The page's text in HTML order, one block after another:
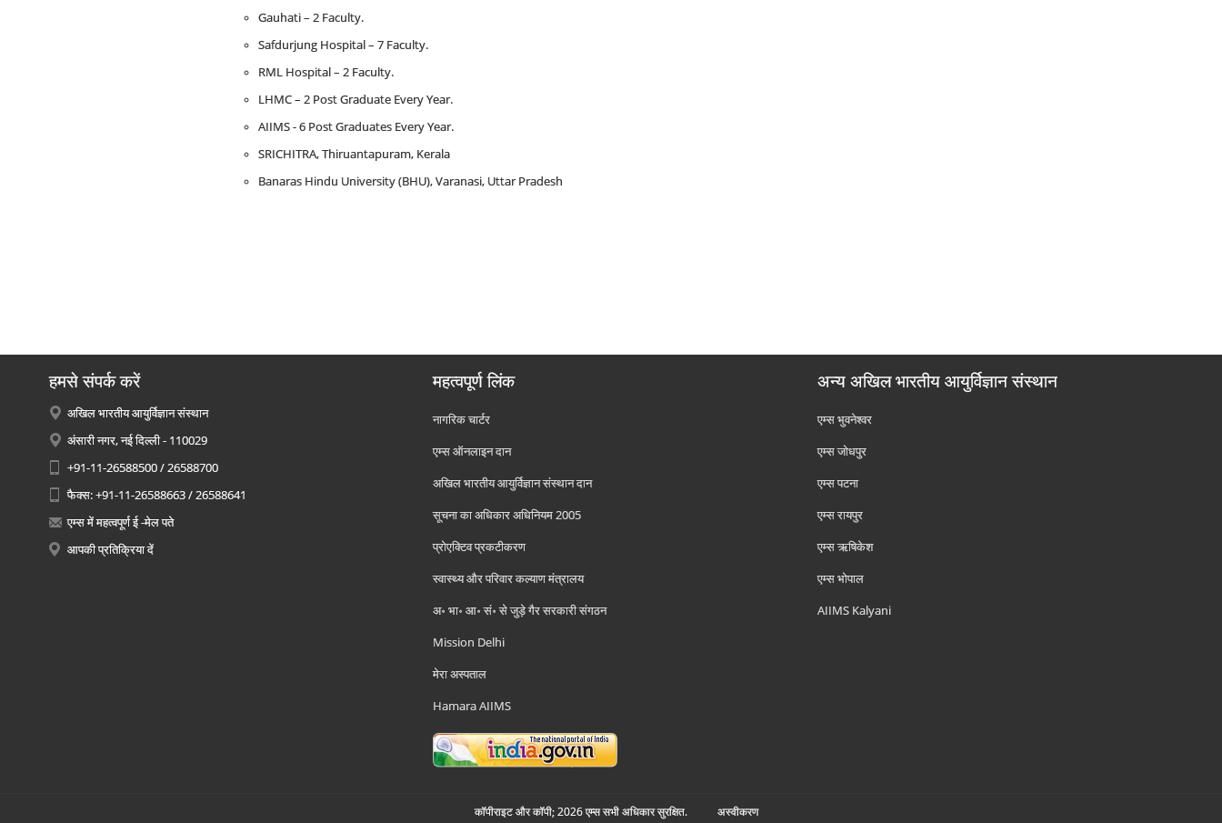
Gauhati – 2 Faculty.
Safdurjung Hospital – 7 Faculty.
RML Hospital – 2 Faculty.
LHMC – 2 Post Graduate Every Year.
AIIMS - 6 Post Graduates Every Year.
SRICHITRA, Thiruantapuram, Kerala
Banaras Hindu University (BHU), Varanasi, Uttar Pradesh
हमसे संपर्क करें
अखिल भारतीय आयुर्विज्ञान संस्थान
अंसारी नगर, नई दिल्ली - 110029
+91-11-26588500 / 26588700
फैक्स: +91-11-26588663 / 26588641
एम्स में महत्वपूर्ण ई -मेल पते
आपकी प्रतिक्रिया दें
महत्वपूर्ण लिंक
नागरिक चार्टर
एम्स ऑनलाइन दान
अखिल भारतीय आयुर्विज्ञान संस्थान दान
सूचना का अधिकार अधिनियम 2005
प्रोएक्टिव प्रकटीकरण
स्वास्थ्य और परिवार कल्याण मंत्रालय
अ॰ भा॰ आ॰ सं॰ से जुड़े गैर सरकारी संगठन
Mission Delhi
मेरा अस्पताल
Hamara AIIMS
अन्य अखिल भारतीय आयुर्विज्ञान संस्थान
एम्‍स भुवनेश्वर
एम्‍स जोधपुर
एम्‍स पटना
एम्‍स रायपुर
एम्‍स ऋषिकेश
एम्‍स भोपाल
AIIMS Kalyani
कॉपीराइट और कॉपी; 2026 एम्स सभी अधिकार सुरक्षित. अस्‍वीकरण